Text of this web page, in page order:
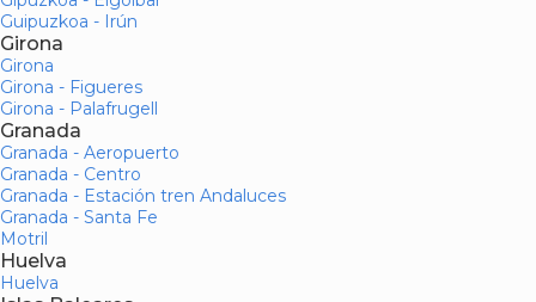
Guipuzkoa - Irún
Girona
Girona
Girona - Figueres
Girona - Palafrugell
Granada
Granada - Aeropuerto
Granada - Centro
Granada - Estación tren Andaluces
Granada - Santa Fe
Motril
Huelva
Huelva